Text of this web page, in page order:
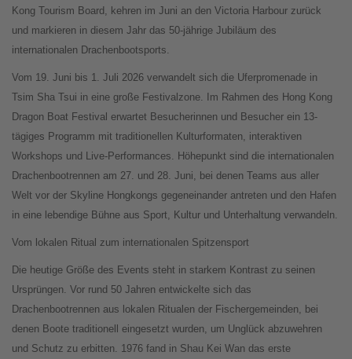
Kong Tourism Board, kehren im Juni an den Victoria Harbour zurück
und markieren in diesem Jahr das 50-jährige Jubiläum des
internationalen Drachenbootsports.
Vom 19. Juni bis 1. Juli 2026 verwandelt sich die Uferpromenade in
Tsim Sha Tsui in eine große Festivalzone. Im Rahmen des Hong Kong
Dragon Boat Festival erwartet Besucherinnen und Besucher ein 13-
tägiges Programm mit traditionellen Kulturformaten, interaktiven
Workshops und Live-Performances. Höhepunkt sind die internationalen
Drachenbootrennen am 27. und 28. Juni, bei denen Teams aus aller
Welt vor der Skyline Hongkongs gegeneinander antreten und den Hafen
in eine lebendige Bühne aus Sport, Kultur und Unterhaltung verwandeln.
Vom lokalen Ritual zum internationalen Spitzensport
Die heutige Größe des Events steht in starkem Kontrast zu seinen
Ursprüngen. Vor rund 50 Jahren entwickelte sich das
Drachenbootrennen aus lokalen Ritualen der Fischergemeinden, bei
denen Boote traditionell eingesetzt wurden, um Unglück abzuwehren
und Schutz zu erbitten. 1976 fand in Shau Kei Wan das erste